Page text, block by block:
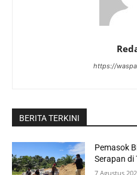
https://
BERITA TERKINI
Pemasok
Serapan di
7 Agustus